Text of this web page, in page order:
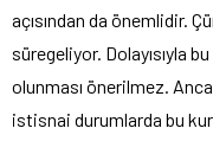
açısından da önemlidir.
süregeliyor. Dolayısıyla
olunması önerilmez.
istisnai durumlarda bu